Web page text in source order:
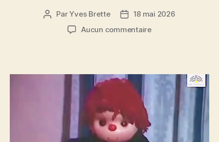
Auteur
l’article
ParYves Brette
Date18 mai 2026
Aucun commentairesur
Canal+
montre
vrai
visage